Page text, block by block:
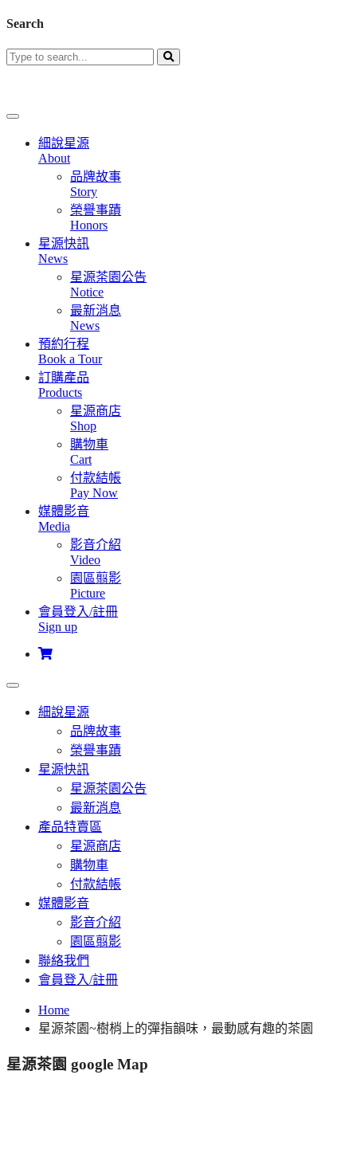
Search
細說星源
About
品牌故事
Story
榮譽事蹟
Honors
星源快訊
News
星源茶園公告
Notice
最新消息
News
預約行程
Book a Tour
訂購產品
Products
星源商店
Shop
購物車
Cart
付款結帳
Pay Now
媒體影音
Media
影音介紹
Video
園區翦影
Picture
會員登入/註冊
Sign up
細說星源
品牌故事
榮譽事蹟
星源快訊
星源茶園公告
最新消息
產品特賣區
星源商店
購物車
付款結帳
媒體影音
影音介紹
園區翦影
聯絡我們
會員登入/註冊
Home
星源茶園~樹梢上的彈指韻味，最動感有趣的茶園
星源茶園 google Map